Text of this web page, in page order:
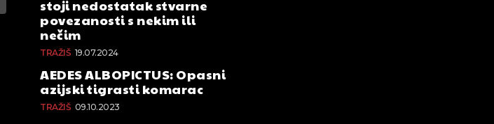
stoji nedostatak stvarne
povezanosti s nekim ili
nečim
TRAŽIŠ 19.07.2024
AEDES ALBOPICTUS: Opasni
azijski tigrasti komarac
TRAŽIŠ 09.10.2023